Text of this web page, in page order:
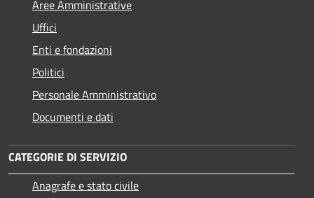
Aree Amministrative
Uffici
Enti e fondazioni
Politici
Personale Amministrativo
Documenti e dati
CATEGORIE DI SERVIZIO
Anagrafe e stato civile